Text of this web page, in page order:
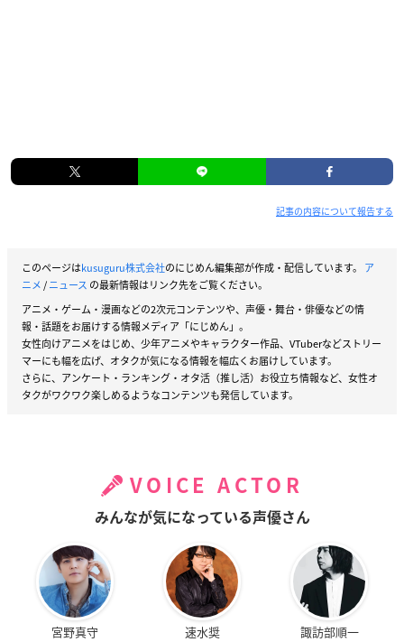
記事の内容について報告する
このページはkusuguru株式会社のにじめん編集部が作成・配信しています。 ア
ニメ/ニュース の最新情報はリンク先をご覧ください。
アニメ・ゲーム・漫画などの2次元コンテンツや、声優・舞台・俳優などの情
報・話題をお届けする情報メディア「にじめん」。
女性向けアニメをはじめ、少年アニメやキャラクター作品、VTuberなどストリー
マーにも幅を広げ、オタクが気になる情報を幅広くお届けしています。
さらに、アンケート・ランキング・オタ活（推し活）お役立ち情報など、女性オ
タクがワクワク楽しめるようなコンテンツも発信しています。
VOICE ACTOR
みんなが気になっている声優さん
宮野真守 速水奨 諏訪部順一